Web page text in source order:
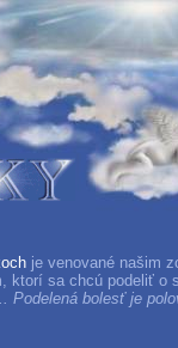
je venované našim
ktorí sa chcú podeliť o
.. Podelená